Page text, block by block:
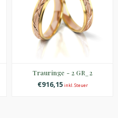
Trauringe - 2 GR_2
€916,15 inkl. Steuer